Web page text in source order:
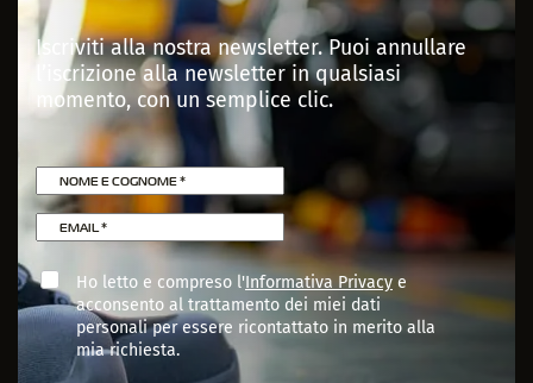
Iscriviti alla nostra newsletter. Puoi annullare
l’iscrizione alla newsletter in qualsiasi
momento, con un semplice clic.
NOME E COGNOME*
EMAIL *
Ho letto e compreso l'Informativa Privacy e
acconsento al trattamento dei miei dati
personali per essere ricontattato in merito alla
mia richiesta.